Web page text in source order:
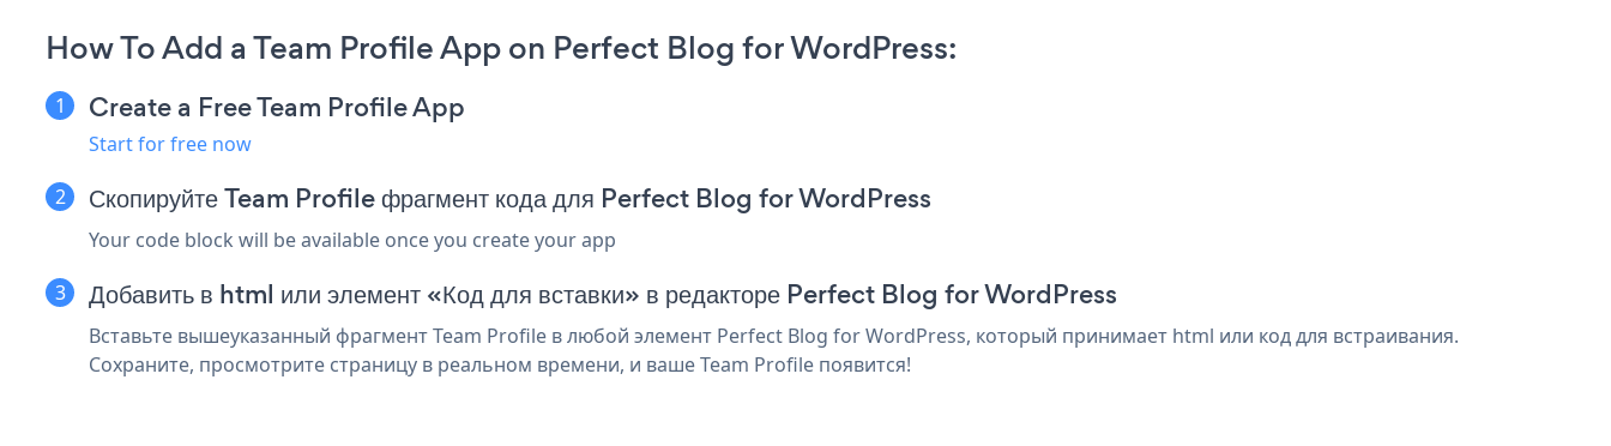
How To Add a Team Profile App on Perfect Blog for WordPress:
Create a Free Team Profile App
Start for free now
Скопируйте Team Profile фрагмент кода для Perfect Blog for WordPress
Your code block will be available once you create your app
Добавить в html или элемент «Код для вставки» в редакторе Perfect Blog for WordPress
Вставьте вышеуказанный фрагмент Team Profile в любой элемент Perfect Blog for WordPress, который принимает html или код для встраивания.
Сохраните, просмотрите страницу в реальном времени, и ваше Team Profile появится!